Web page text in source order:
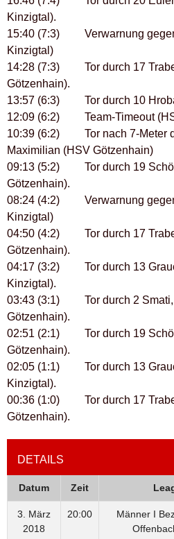
Kinzigtal).
15:40 (7:3) Verwarnung gegen
Kinzigtal)
14:28 (7:3) Tor durch 17
Götzenhain).
13:57 (6:3) Tor durch 10
12:09 (6:2) Team-Timeout
10:39 (6:2) Tor nach 7-Meter
Maximilian (HSV Götzenhain)
09:13 (5:2) Tor durch 19
Götzenhain).
08:24 (4:2) Verwarnung gegen
Kinzigtal)
04:50 (4:2) Tor durch 17
Götzenhain).
04:17 (3:2) Tor durch 13
Kinzigtal).
03:43 (3:1) Tor durch 2 Smati,
Götzenhain).
02:51 (2:1) Tor durch 19
Götzenhain).
02:05 (1:1) Tor durch 13
Kinzigtal).
00:36 (1:0) Tor durch 17
Götzenhain).
DETAILS
Datum Zeit
3. März
2018
20:00
Männer I